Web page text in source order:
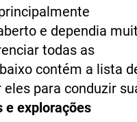
e dependia
todas as
contém a lista
para conduzir
e explorações